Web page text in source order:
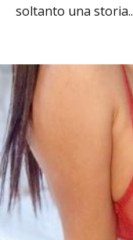
soltanto una